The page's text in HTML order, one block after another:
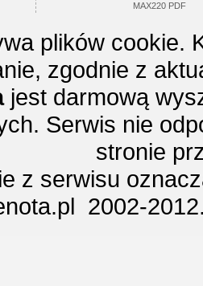
MAX220 PDF
plików cookie.
zgodnie z
jest darmową
Serwis nie
stronie
z serwisu
2002-